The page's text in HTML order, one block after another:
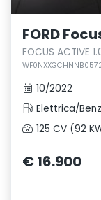
FORD
FOCUS ACTIVE
10/2022
Elettrica/
125 CV (92
€ 16.900